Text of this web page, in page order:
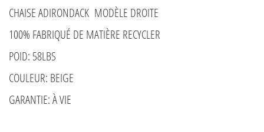
CHAISE ADIRONDACK MODÈLE DROITE
100% FABRIQUÉ DE MATIÈRE RECYCLER
POID: 58LBS
COULEUR: BEIGE
GARANTIE: À VIE